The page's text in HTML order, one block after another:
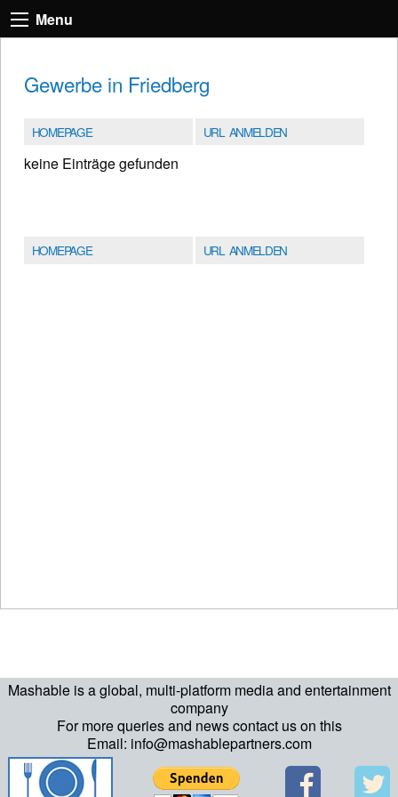
Mashable is a global, multi-platform media and entertainment
company
For more queries and news contact us on this
Email: info@mashablepartners.com
Menu
Gewerbe in Friedberg
HOMEPAGE URL ANMELDEN
keine Einträge gefunden
HOMEPAGE URL ANMELDEN